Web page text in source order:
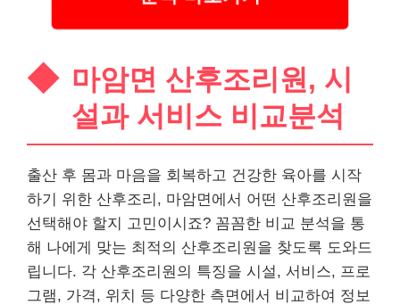
마암면 산후조리원, 시
설과 서비스 비교분석
출산 후 몸과 마음을 회복하고 건강한 육아를 시작
하기 위한 산후조리, 마암면에서 어떤 산후조리원을
선택해야 할지 고민이시죠? 꼼꼼한 비교 분석을 통
해 나에게 맞는 최적의 산후조리원을 찾도록 도와드
립니다. 각 산후조리원의 특징을 시설, 서비스, 프로
그램, 가격, 위치 등 다양한 측면에서 비교하여 정보